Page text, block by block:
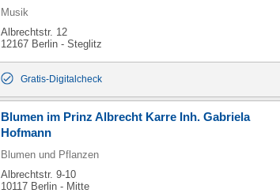
Musik
Albrechtstr. 12
12167 Berlin - Steglitz
Gratis-Digitalcheck
Blumen im Prinz Albrecht Karre Inh. Gabriela
Hofmann
Blumen und Pflanzen
Albrechtstr. 9-10
10117 Berlin - Mitte